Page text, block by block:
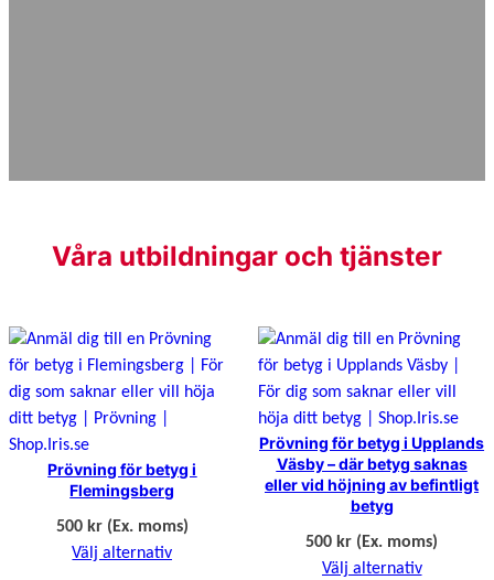
Våra utbildningar och tjänster
Prövning för betyg i
Flemingsberg
500 kr (Ex. moms)
Välj alternativ
Prövning för betyg i Upplands
Väsby – där betyg saknas
eller vid höjning av befintligt
betyg
500 kr (Ex. moms)
Välj alternativ